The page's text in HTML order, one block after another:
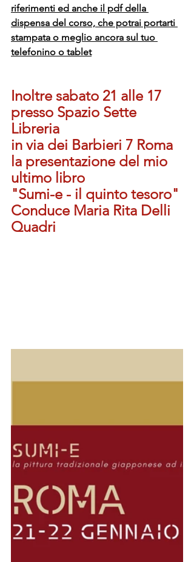
riferimenti ed anche il pdf della
dispensa del corso, che potrai portarti
stampata o meglio ancora sul tuo
telefonino o tablet
Inoltre sabato 21 alle 17
presso Spazio Sette
Libreria
in via dei Barbieri 7 Roma
la presentazione del mio
ultimo libro
"Sumi-e - il quinto tesoro"
Conduce Maria Rita Delli
Quadri